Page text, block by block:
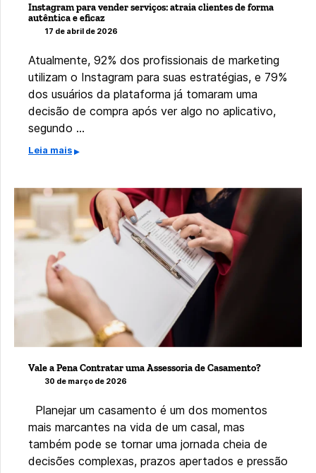
Instagram para vender serviços: atraia clientes de forma
autêntica e eficaz
17 de abril de 2026
Atualmente, 92% dos profissionais de marketing
utilizam o Instagram para suas estratégias, e 79%
dos usuários da plataforma já tomaram uma
decisão de compra após ver algo no aplicativo,
segundo …
Leia mais
Vale a Pena Contratar uma Assessoria de Casamento?
30 de março de 2026
Planejar um casamento é um dos momentos
mais marcantes na vida de um casal, mas
também pode se tornar uma jornada cheia de
decisões complexas, prazos apertados e pressão